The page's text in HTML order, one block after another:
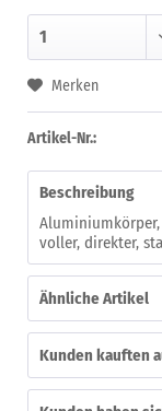
Merken
Artikel-Nr.:
Beschreibung
voller, direkter,
Ähnliche Artikel
Kunden kauften